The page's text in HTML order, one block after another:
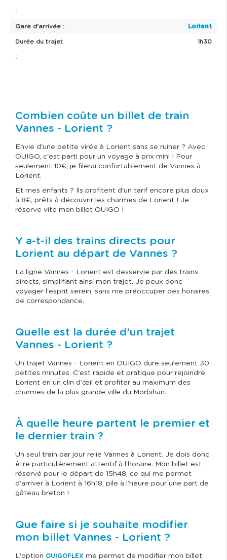
:
Gare d'arrivée : Lorient
Durée du trajet
:
1h30
Combien coûte un billet de train
Vannes - Lorient ?
Envie d'une petite virée à Lorient sans se ruiner ? Avec
OUIGO, c'est parti pour un voyage à prix mini ! Pour
seulement 10€, je filerai confortablement de Vannes à
Lorient.
Et mes enfants ? Ils profitent d'un tarif encore plus doux
à 8€, prêts à découvrir les charmes de Lorient ! Je
réserve vite mon billet OUIGO !
Y a-t-il des trains directs pour
Lorient au départ de Vannes ?
La ligne Vannes - Lorient est desservie par des trains
directs, simplifiant ainsi mon trajet. Je peux donc
voyager l'esprit serein, sans me préoccuper des horaires
de correspondance.
Quelle est la durée d’un trajet
Vannes - Lorient ?
Un trajet Vannes - Lorient en OUIGO dure seulement 30
petites minutes. C'est rapide et pratique pour rejoindre
Lorient en un clin d'œil et profiter au maximum des
charmes de la plus grande ville du Morbihan.
À quelle heure partent le premier et
le dernier train ?
Un seul train par jour relie Vannes à Lorient. Je dois donc
être particulièrement attentif à l'horaire. Mon billet est
réservé pour le départ de 15h48, ce qui me permet
d'arriver à Lorient à 16h18, pile à l'heure pour une part de
gâteau breton !
Que faire si je souhaite modifier
mon billet Vannes - Lorient ?
L'option OUIGOFLEX me permet de modifier mon billet